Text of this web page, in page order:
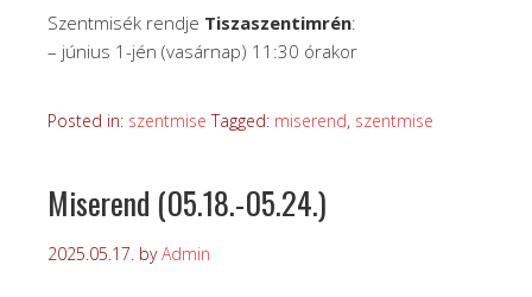
Szentmisék rendje Tiszaszentimrén:
– június 1-jén (vasárnap) 11:30 órakor
Posted in: szentmise Tagged: miserend, szentmise
Miserend (05.18.-05.24.)
2025.05.17. byAdmin